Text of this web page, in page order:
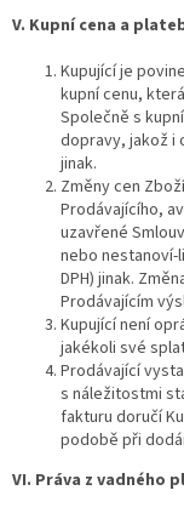
V. Kupní cena a
Kupující je
kupní cenu,
Společně s
dopravy, jakož i
jinak.
Změny cen
Prodávajícího,
uzavřené
nebo nestanoví-
DPH) jinak.
Prodávajícím
Kupující není
jakékoli své
Prodávající
s náležitostmi
fakturu doručí
podobě při
VI. Práva z vadného